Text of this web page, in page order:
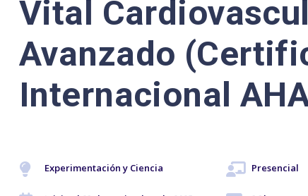
Vital
Avanzado
Internacional
Experimentación y Ciencia Presencial